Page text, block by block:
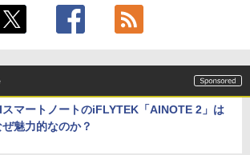
マートノートのiFLYTEK「AINOTE 2」は
ぜ魅力的なのか？